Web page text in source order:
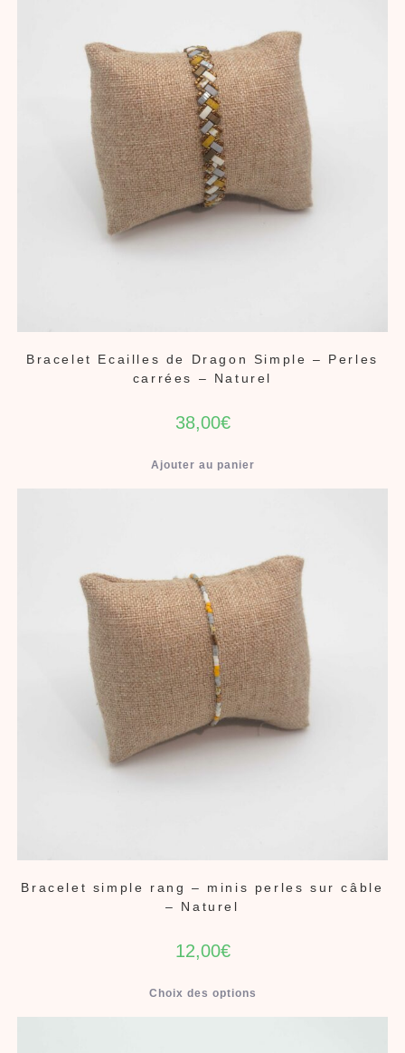
Bracelet Ecailles de Dragon Simple – Perles
carrées – Naturel
38,00€
Ajouter au panier
Bracelet simple rang – minis perles sur câble
– Naturel
12,00€
Choix des options